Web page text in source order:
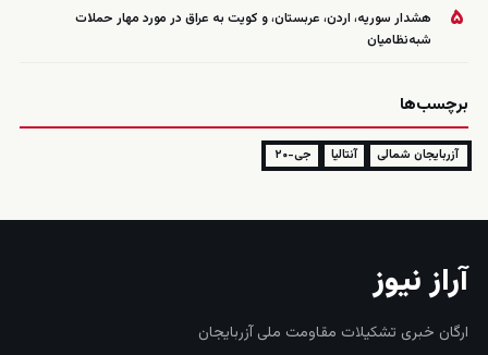
۵
هشدار سوریه، اردن، عربستان، و کویت به عراق در مورد مهار حملات
شبه‌نظامیان
برچسب‌ها
آزربایجان شمالی آنتاليا جی-۲۰
آراز نیوز
ارگان خبری تشکیلات مقاومت ملی آزربایجان